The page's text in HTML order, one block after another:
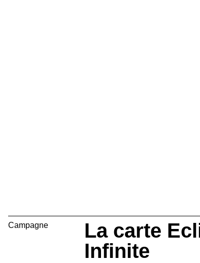
Campagne
La carte
Infinite